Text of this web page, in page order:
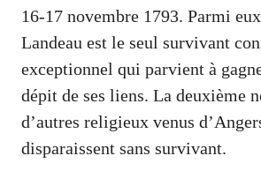
16-17 novembre 1793. Parmi
Landeau est le seul survivant
exceptionnel qui parvient à
dépit de ses liens. La deuxième
d’autres religieux venus
disparaissent sans survivant.